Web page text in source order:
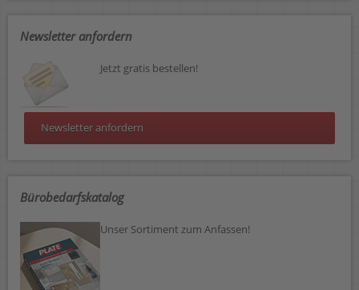
Newsletter anfordern
Jetzt gratis bestellen!
Newsletter anfordern
Bürobedarfskatalog
Unser Sortiment zum Anfassen!